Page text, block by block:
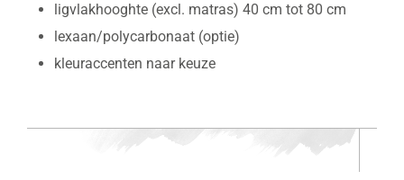
ligvlakhooghte (excl. matras) 40 cm tot 80 cm
lexaan/polycarbonaat (optie)
kleuraccenten naar keuze